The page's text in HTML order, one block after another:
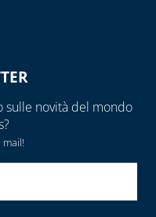
sulle novità del mondo
mail!